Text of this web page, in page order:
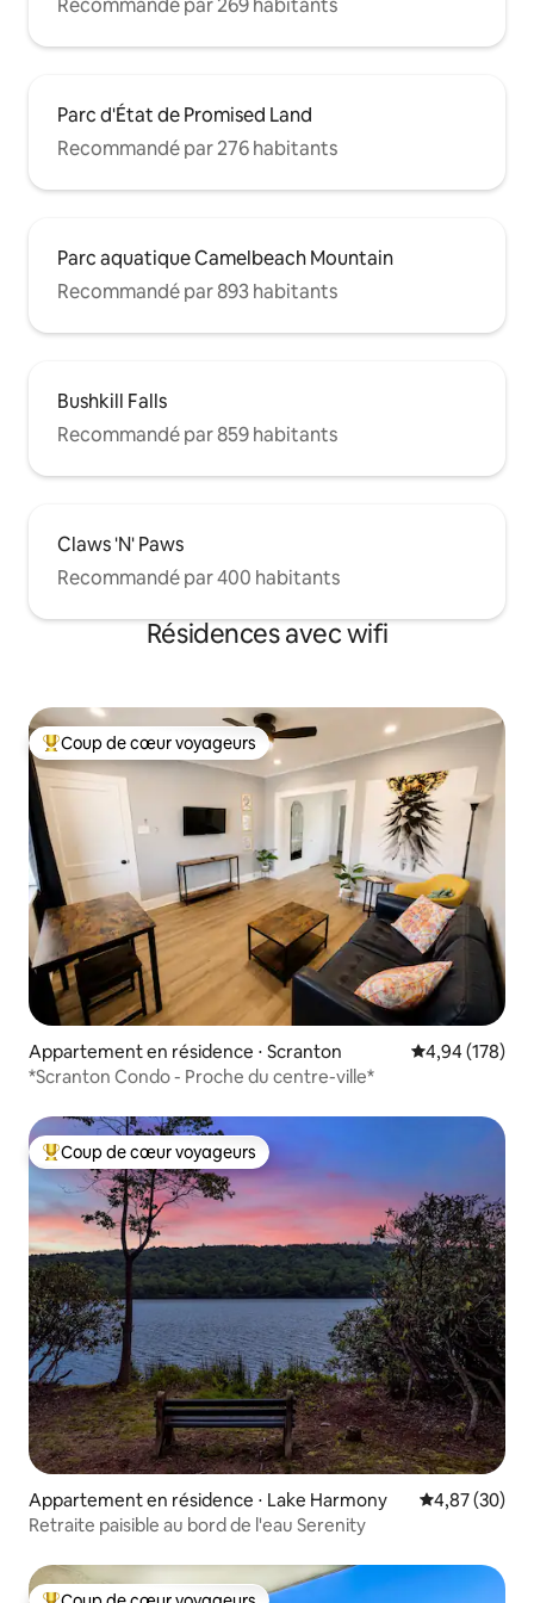
Recommandé par 269 habitants
Parc d'État de Promised Land
Recommandé par 276 habitants
Parc aquatique Camelbeach Mountain
Recommandé par 893 habitants
Bushkill Falls
Recommandé par 859 habitants
Claws 'N' Paws
Recommandé par 400 habitants
Résidences avec wifi
Coups de cœur voyageurs les plus appréciés
Coup de cœur voyageurs
Appartement en résidence ⋅ Scranton Évaluation
4,94 (178)
*Scranton Condo - Proche du centre-ville*
Coups de cœur voyageurs les plus appréciés
Coup de cœur voyageurs
Appartement en résidence ⋅ Lake Harmony Évaluation
4,87 (30)
Retraite paisible au bord de l'eau Serenity